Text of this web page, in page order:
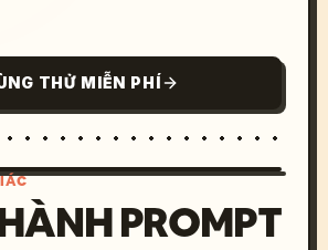
THỬ MIỄN PHÍ
PROMPT